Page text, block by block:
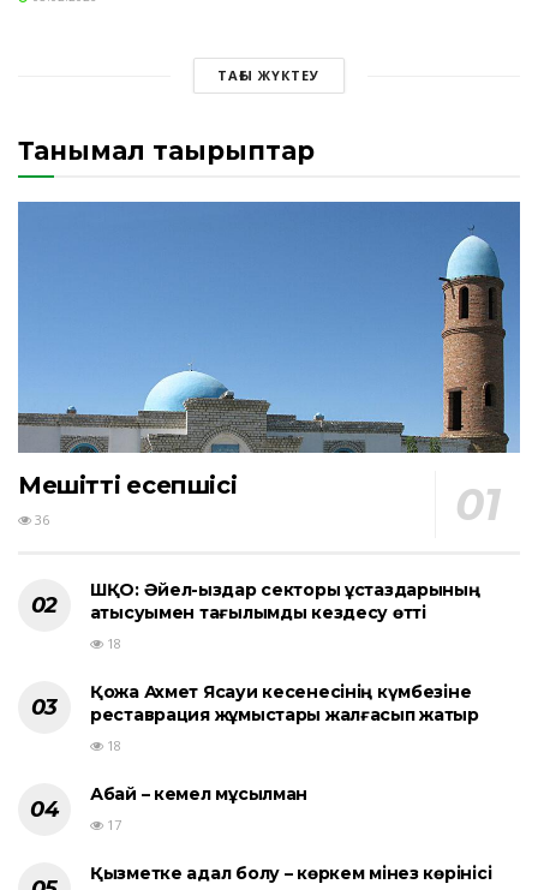
ТАҒЫ ЖҮКТЕУ
Танымал тақырыптар
Мешіттің есепшісі
36
ШҚО: Әйел-қыздар секторы ұстаздарының
қатысуымен тағылымды кездесу өтті
18
Қожа Ахмет Ясауи кесенесінің күмбезіне
реставрация жұмыстары жалғасып жатыр
18
Абай – кемел мұсылман
17
Қызметке адал болу – көркем мінез көрінісі